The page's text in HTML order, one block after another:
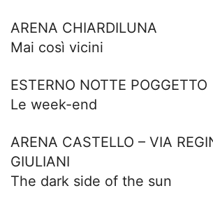
ARENA CHIARDILUNA
Mai così vicini
ESTERNO NOTTE POGGETTO
Le week-end
ARENA CASTELLO – VIA
GIULIANI
The dark side of the sun